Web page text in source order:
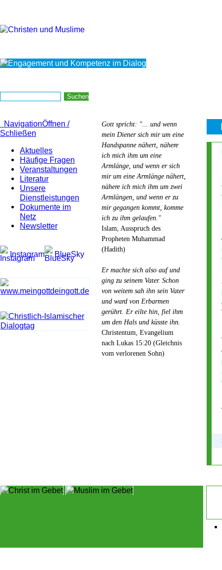
NavigationÖffnen /
Schließen
Aktuelles
Häufige Fragen
Veranstaltungen
Literatur
Unsere
Dienstleistungen
Dokumente im
Netz
Newsletter
Instagram BlueSky
Gott spricht: "... und wenn
mein Diener sich mir um eine
Handspanne nähert, nähere
ich mich ihm um eine
Armlänge, und wenn er sich
mir um eine Armlänge nähert,
nähere ich mich ihm um zwei
Armlängen, und wenn er zu
mir gegangen kommt, komme
ich zu ihm gelaufen."
Islam, Ausspruch des
Propheten Muhammad
(Hadith)
Er machte sich also auf und
ging zu seinem Vater. Schon
von weitem sah ihn sein Vater
und ward von Erbarmen
gerührt. Er eilte hin, fiel ihm
um den Hals und küsste ihn.
Christentum, Evangelium
nach Lukas 15:20 (Gleichnis
vom verlorenen Sohn)